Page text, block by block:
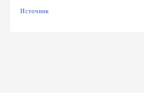
Источник